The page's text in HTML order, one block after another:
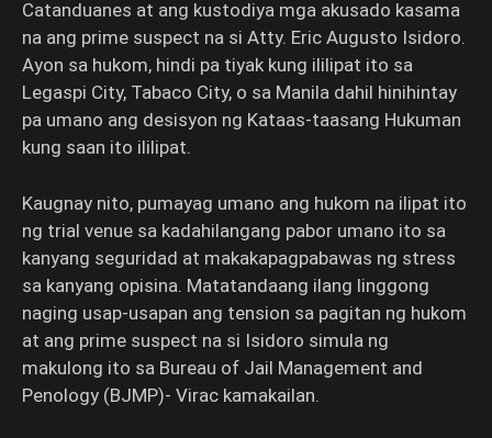
Catanduanes at ang kustodiya mga akusado kasama
na ang prime suspect na si Atty. Eric Augusto Isidoro.
Ayon sa hukom, hindi pa tiyak kung ililipat ito sa
Legaspi City, Tabaco City, o sa Manila dahil hinihintay
pa umano ang desisyon ng Kataas-taasang Hukuman
kung saan ito ililipat.
Kaugnay nito, pumayag umano ang hukom na ilipat ito
ng trial venue sa kadahilangang pabor umano ito sa
kanyang seguridad at makakapagpabawas ng stress
sa kanyang opisina. Matatandaang ilang linggong
naging usap-usapan ang tension sa pagitan ng hukom
at ang prime suspect na si Isidoro simula ng
makulong ito sa Bureau of Jail Management and
Penology (BJMP)- Virac kamakailan.